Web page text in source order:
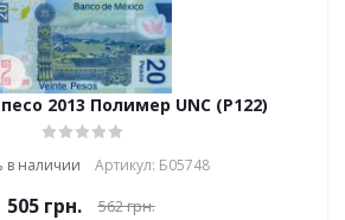
2013 Полимер UNC (P122)
в наличии Артикул: Б05748
505грн. 562грн.